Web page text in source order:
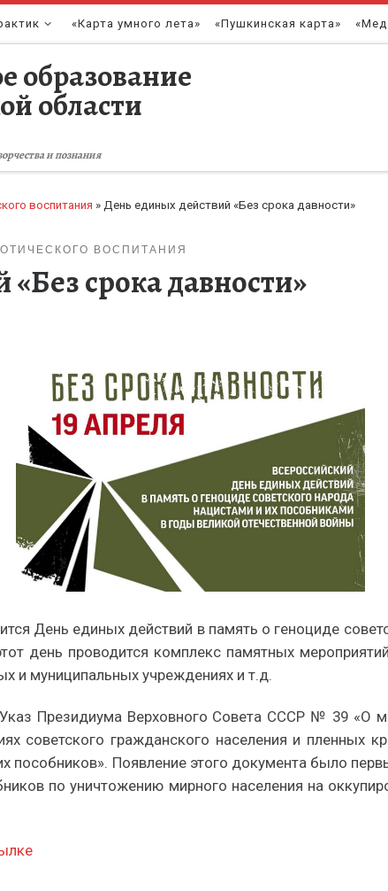
«Карта умного лета» «Пушкинская карта»
образование
области
и познания
воспитания » День единых действий «Без срока давности»
ВОСПИТАНИЯ
срока давности»
День единых действий в память о геноциде
день проводится комплекс памятных
и муниципальных учреждениях и т.д.
Президиума Верховного Совета СССР № 39 «О
советского гражданского населения и пленных
пособников». Появление этого документа было
по уничтожению мирного населения на